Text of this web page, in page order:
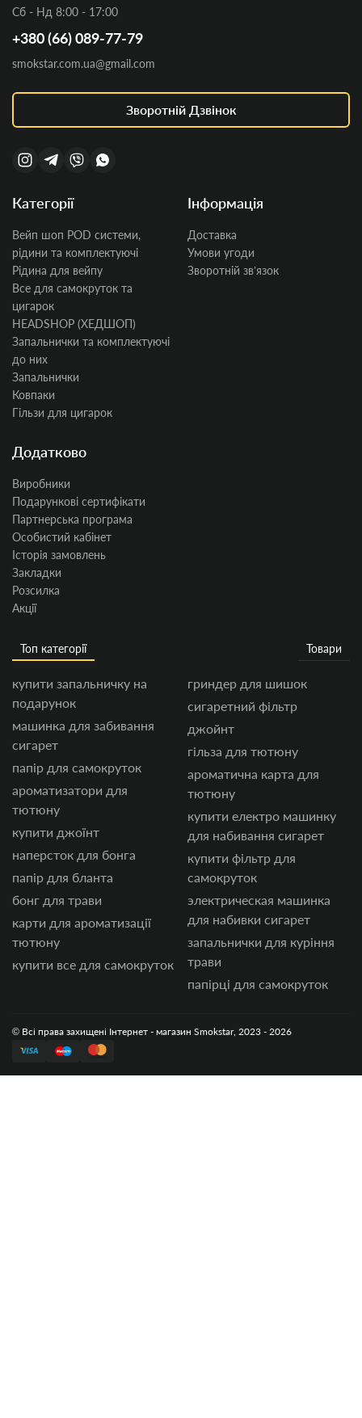
Сб - Нд 8:00 - 17:00
+380 (66) 089-77-79
smokstar.com.ua@gmail.com
Зворотній Дзвінок
Категорії
Вейп шоп POD системи,
рідини та комплектуючі
Рідина для вейпу
Все для самокруток та
цигарок
HEADSHOP (ХЕДШОП)
Запальнички та комплектуючі
до них
Запальнички
Ковпаки
Гільзи для цигарок
Інформація
Доставка
Умови угоди
Зворотній звʼязок
Додатково
Виробники
Подарункові сертифікати
Партнерська програма
Особистий кабінет
Історія замовлень
Закладки
Розсилка
Акції
Топ категорії Товари
купити запальничку на
подарунок
машинка для забивання
сигарет
папір для самокруток
ароматизатори для
тютюну
купити джоїнт
наперсток для бонга
папір для бланта
бонг для трави
карти для ароматизації
тютюну
купити все для самокруток
гриндер для шишок
сигаретний фільтр
джойнт
гільза для тютюну
ароматична карта для
тютюну
купити електро машинку
для набивання сигарет
купити фільтр для
самокруток
электрическая машинка
для набивки сигарет
запальнички для куріння
трави
папірці для самокруток
© Всі права захищені Інтернет - магазин Smokstar, 2023 - 2026